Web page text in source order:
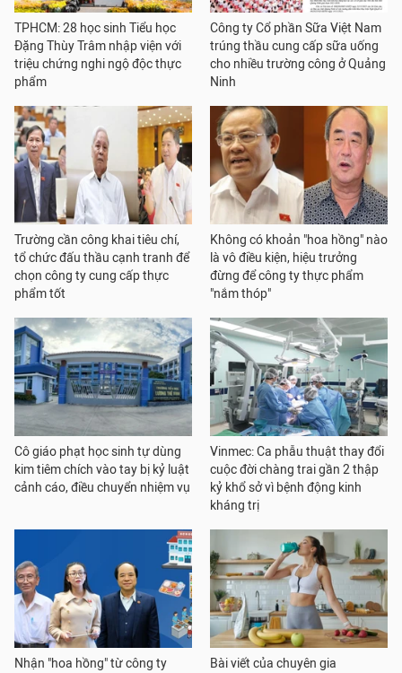
TPHCM: 28 học sinh Tiểu học
Đặng Thùy Trâm nhập viện với
triệu chứng nghi ngộ độc thực
phẩm
Công ty Cổ phần Sữa Việt Nam
trúng thầu cung cấp sữa uống
cho nhiều trường công ở Quảng
Ninh
Trường cần công khai tiêu chí,
tổ chức đấu thầu cạnh tranh để
chọn công ty cung cấp thực
phẩm tốt
Không có khoản "hoa hồng" nào
là vô điều kiện, hiệu trưởng
đừng để công ty thực phẩm
"nắm thóp"
Cô giáo phạt học sinh tự dùng
kim tiêm chích vào tay bị kỷ luật
cảnh cáo, điều chuyển nhiệm vụ
Vinmec: Ca phẫu thuật thay đổi
cuộc đời chàng trai gần 2 thập
kỷ khổ sở vì bệnh động kinh
kháng trị
Nhận "hoa hồng" từ công ty
Bài viết của chuyên gia